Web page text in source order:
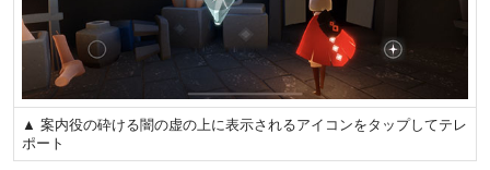
▲ 案内役の砕ける闇の虚の上に表示されるアイコンをタップしてテレ
ポート